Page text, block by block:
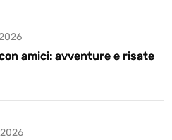
amici: avventure e risate